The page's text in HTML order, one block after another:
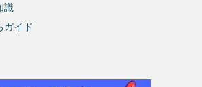
識
ガイド